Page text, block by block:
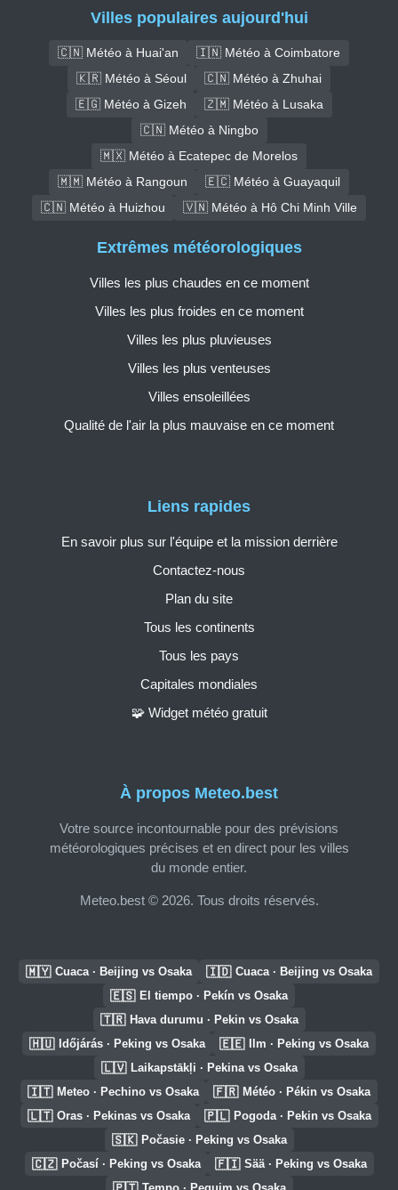
Villes populaires aujourd'hui
🇨🇳 Météo à Huai'an
🇮🇳 Météo à Coimbatore
🇰🇷 Météo à Séoul
🇨🇳 Météo à Zhuhai
🇪🇬 Météo à Gizeh
🇿🇲 Météo à Lusaka
🇨🇳 Météo à Ningbo
🇲🇽 Météo à Ecatepec de Morelos
🇲🇲 Météo à Rangoun
🇪🇨 Météo à Guayaquil
🇨🇳 Météo à Huizhou
🇻🇳 Météo à Hô Chi Minh Ville
À propos Meteo.best
Votre source incontournable pour des prévisions
météorologiques précises et en direct pour les villes
du monde entier.
Meteo.best © 2026. Tous droits réservés.
Liens rapides
En savoir plus sur l'équipe et la mission derrière
Contactez-nous
Plan du site
Tous les continents
Tous les pays
Capitales mondiales
🧩 Widget météo gratuit
Extrêmes météorologiques
Villes les plus chaudes en ce moment
Villes les plus froides en ce moment
Villes les plus pluvieuses
Villes les plus venteuses
Villes ensoleillées
Qualité de l'air la plus mauvaise en ce moment
🇲🇾 Cuaca · Beijing vs Osaka 🇮🇩 Cuaca · Beijing vs Osaka
🇪🇸 El tiempo · Pekín vs Osaka
🇹🇷 Hava durumu · Pekin vs Osaka
🇭🇺 Időjárás · Peking vs Osaka 🇪🇪 Ilm · Peking vs Osaka
🇱🇻 Laikapstākļi · Pekina vs Osaka
🇮🇹 Meteo · Pechino vs Osaka 🇫🇷 Météo · Pékin vs Osaka
🇱🇹 Oras · Pekinas vs Osaka 🇵🇱 Pogoda · Pekin vs Osaka
🇸🇰 Počasie · Peking vs Osaka
🇨🇿 Počasí · Peking vs Osaka 🇫🇮 Sää · Peking vs Osaka